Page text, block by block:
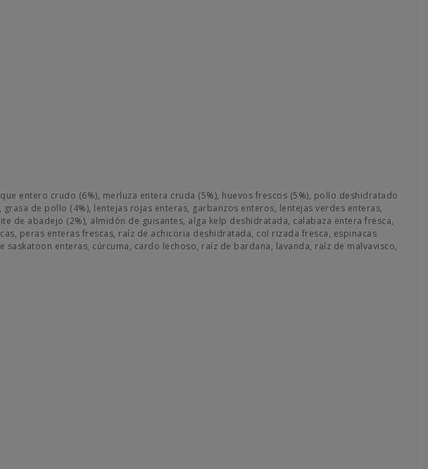
entero crudo (6%), merluza entera cruda (5%), huevos frescos (5%), pollo deshidratado
de pollo (4%), lentejas rojas enteras, garbanzos enteros, lentejas verdes enteras,
de abadejo (2%), almidón de guisantes, alga kelp deshidratada, calabaza entera fresca,
peras enteras frescas, raíz de achicoria deshidratada, col rizada fresca, espinacas
enteras, cúrcuma, cardo lechoso, raíz de bardana, lavanda, raíz de malvavisco,